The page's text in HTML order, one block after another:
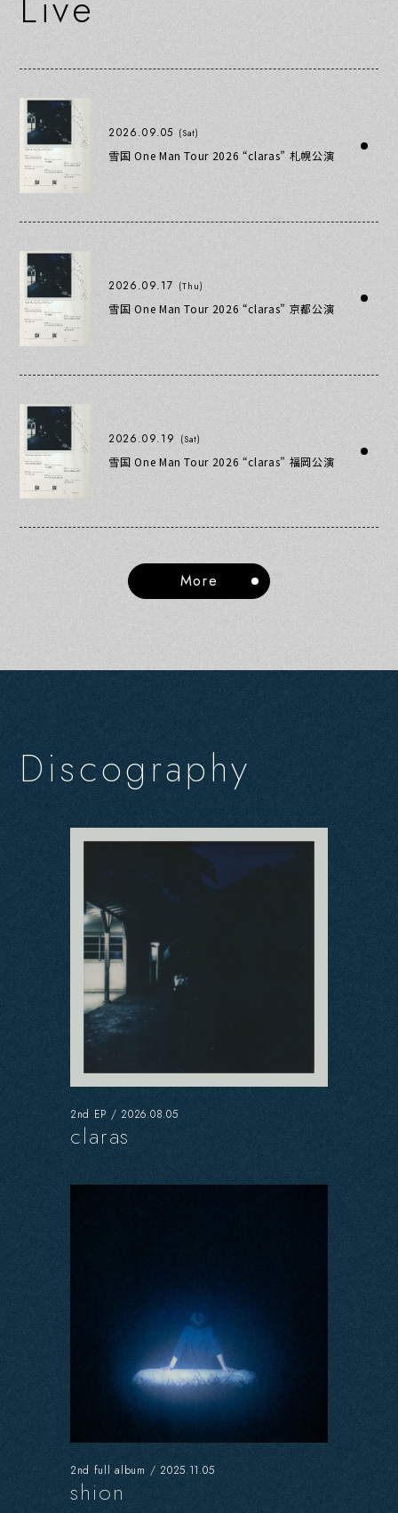
2026.09.05 (Sat)
雪国 One Man Tour 2026 “claras” 札幌公演
2026.09.17 (Thu)
雪国 One Man Tour 2026 “claras” 京都公演
2026.09.19 (Sat)
雪国 One Man Tour 2026 “claras” 福岡公演
More
Discography
2nd EP / 2026.08.05
claras
2nd full album / 2025.11.05
shion